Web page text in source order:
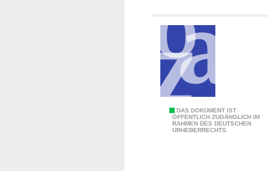
s
t
e
l
DAS DOKUMENT IST
ÖFFENTLICH ZUGÄNGLICH IM
RAHMEN DES DEUTSCHEN
URHEBERRECHTS.